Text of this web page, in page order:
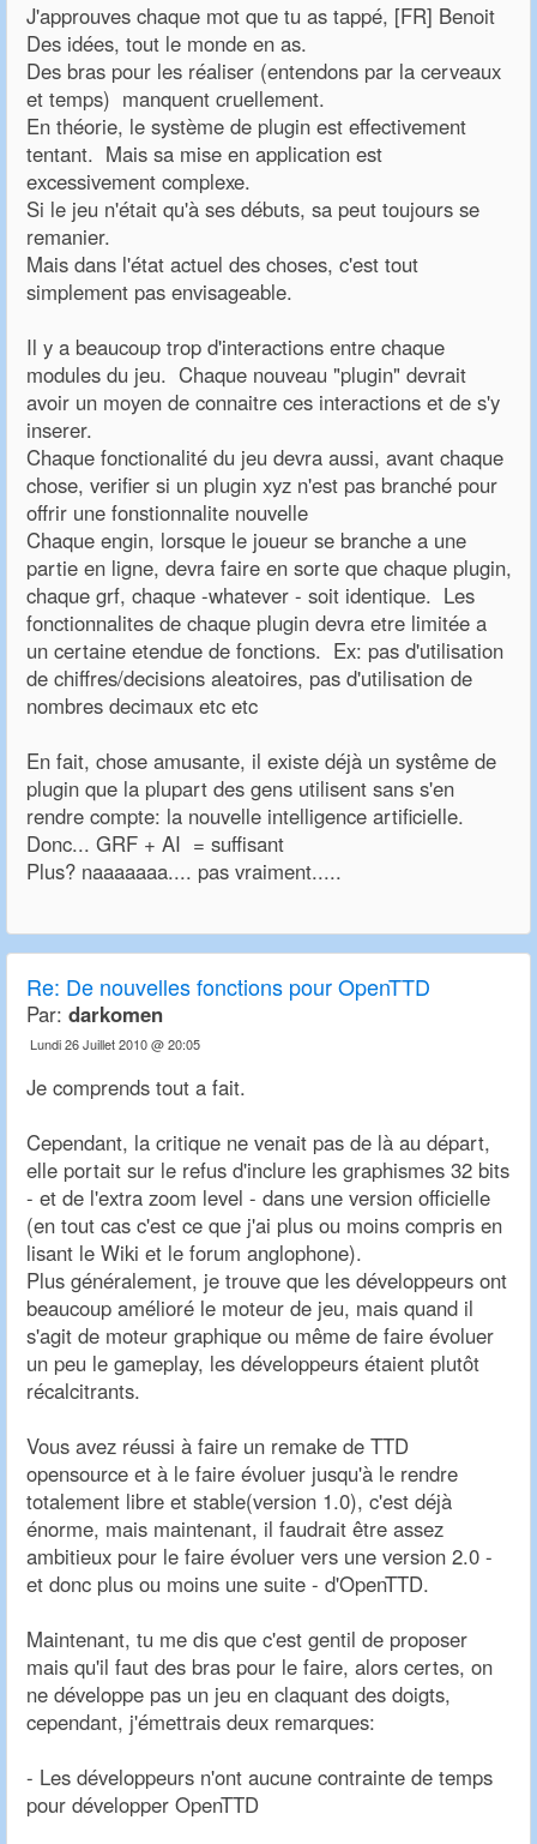
J'approuves chaque mot que tu as tappé, [FR] Benoit
Des idées, tout le monde en as.
Des bras pour les réaliser (entendons par la cerveaux
et temps) manquent cruellement.
En théorie, le système de plugin est effectivement
tentant. Mais sa mise en application est
excessivement complexe.
Si le jeu n'était qu'à ses débuts, sa peut toujours se
remanier.
Mais dans l'état actuel des choses, c'est tout
simplement pas envisageable.
Il y a beaucoup trop d'interactions entre chaque
modules du jeu. Chaque nouveau "plugin" devrait
avoir un moyen de connaitre ces interactions et de s'y
inserer.
Chaque fonctionalité du jeu devra aussi, avant chaque
chose, verifier si un plugin xyz n'est pas branché pour
offrir une fonstionnalite nouvelle
Chaque engin, lorsque le joueur se branche a une
partie en ligne, devra faire en sorte que chaque plugin,
chaque grf, chaque -whatever - soit identique. Les
fonctionnalites de chaque plugin devra etre limitée a
un certaine etendue de fonctions. Ex: pas d'utilisation
de chiffres/decisions aleatoires, pas d'utilisation de
nombres decimaux etc etc
En fait, chose amusante, il existe déjà un systême de
plugin que la plupart des gens utilisent sans s'en
rendre compte: la nouvelle intelligence artificielle.
Donc... GRF + AI = suffisant
Plus? naaaaaaa.... pas vraiment.....
Re: De nouvelles fonctions pour OpenTTD
Par: darkomen
Lundi 26 Juillet 2010 @ 20:05
Je comprends tout a fait.
Cependant, la critique ne venait pas de là au départ,
elle portait sur le refus d'inclure les graphismes 32 bits
- et de l'extra zoom level - dans une version officielle
(en tout cas c'est ce que j'ai plus ou moins compris en
lisant le Wiki et le forum anglophone).
Plus généralement, je trouve que les développeurs ont
beaucoup amélioré le moteur de jeu, mais quand il
s'agit de moteur graphique ou même de faire évoluer
un peu le gameplay, les développeurs étaient plutôt
récalcitrants.
Vous avez réussi à faire un remake de TTD
opensource et à le faire évoluer jusqu'à le rendre
totalement libre et stable(version 1.0), c'est déjà
énorme, mais maintenant, il faudrait être assez
ambitieux pour le faire évoluer vers une version 2.0 -
et donc plus ou moins une suite - d'OpenTTD.
Maintenant, tu me dis que c'est gentil de proposer
mais qu'il faut des bras pour le faire, alors certes, on
ne développe pas un jeu en claquant des doigts,
cependant, j'émettrais deux remarques:
- Les développeurs n'ont aucune contrainte de temps
pour développer OpenTTD